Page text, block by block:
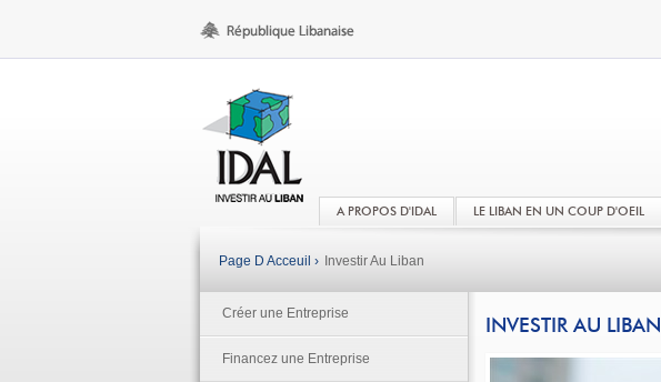
A PROPOS D'IDAL LE LIBAN EN UN COUP D'OEIL
Page D Acceuil › Investir Au Liban
Créer une Entreprise
Financez une Entreprise
INVESTIR AU LIBAN